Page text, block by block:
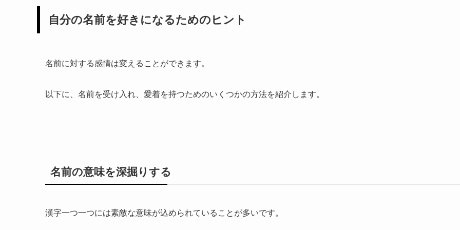
自分の名前を好きになるためのヒント
名前に対する感情は変えることができます。
以下に、名前を受け入れ、愛着を持つためのいくつかの方法を紹介します。
名前の意味を深掘りする
漢字一つ一つには素敵な意味が込められていることが多いです。